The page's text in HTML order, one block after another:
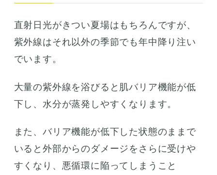
直射日光がきつい夏場はもちろんですが、
紫外線はそれ以外の季節でも年中降り注い
でいます。
大量の紫外線を浴びると肌バリア機能が低
下し、水分が蒸発しやすくなります。
また、バリア機能が低下した状態のままで
いると外部からのダメージをさらに受けや
すくなり、悪循環に陥ってしまうこと